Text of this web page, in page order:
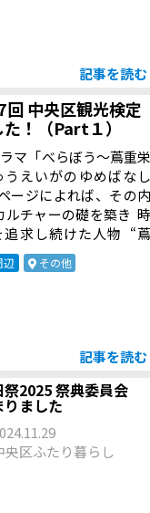
記事を読む
中央区観光検定
！（Part１）
マ「べらぼう～蔦重栄
えいがのゆめばなし
ージによれば、その内
ルチャーの礎を築き 時
追求し続けた人物 “蔦
。笑いと涙と謎に満ち
」となっているそうで
回 中央区観光検定が実
定の皆さま必見！？ 第1
作ってみました！（Par
予想するという大胆な
問題を10問作成しまし
、さらに蔦重にかかわ
。大河ドラマの予習、
だければ幸いです。
その他
記事を読む
祭2025 祭典委員会
りました
央区ふたり暮らし